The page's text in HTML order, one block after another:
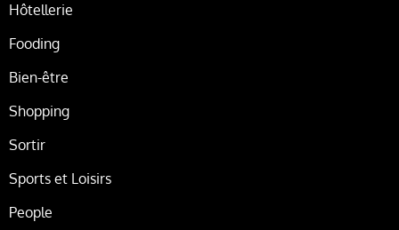
Hôtellerie
Fooding
Bien-être
Shopping
Sortir
Sports et Loisirs
People